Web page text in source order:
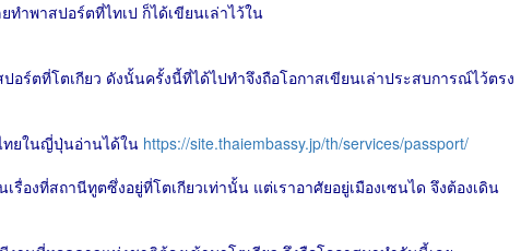
ำพาสปอร์ตที่ไทเป ก็ได้เขียนเล่าไว้ใน
ร์ตที่โตเกียว ดังนั้นครั้งนี้ที่ได้ไปทำจึงถือโอกาสเขียนเล่าประสบการณ์ไว้ตรง
ทยในญี่ปุ่นอ่านได้ใน https://site.thaiembassy.jp/th/services/passport/
องที่สถานีทูตซึ่งอยู่ที่โตเกียวเท่านั้น แต่เราอาศัยอยู่เมืองเซนได จึงต้องเดิน